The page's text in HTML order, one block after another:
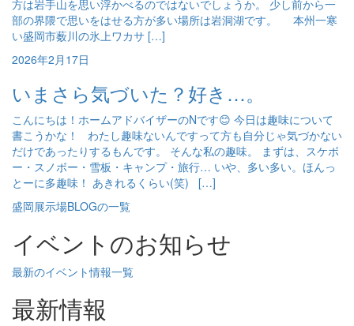
方は岩手山を思い浮かべるのではないでしょうか。 少し前から一
部の界隈で思いをはせる方が多い場所は岩洞湖です。 本州一寒
い盛岡市薮川の氷上ワカサ […]
2026年2月17日
いまさら気づいた？好き…。
こんにちは！ホームアドバイザーのNです😊 今日は趣味について
書こうかな！ わたし趣味ないんですって方も自分じゃ気づかない
だけであったりするもんです。 そんな私の趣味。 まずは、スケボ
ー・スノボー・雪板・キャンプ・旅行… いや、多い多い。ほんっ
とーに多趣味！ あきれるくらい(笑) […]
盛岡展示場BLOGの一覧
イベントのお知らせ
最新のイベント情報一覧
最新情報